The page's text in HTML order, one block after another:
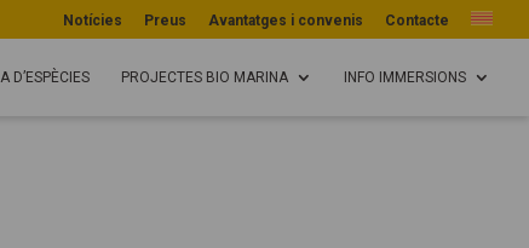
Notícies Preus Avantatges i convenis Contacte
D’ESPÈCIES PROJECTES BIO MARINA INFO IMMERSIONS